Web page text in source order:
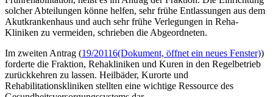
solcher Abteilungen könne helfen, sehr frühe Entlassungen aus dem
Akutkrankenhaus und auch sehr frühe Verlegungen in Reha-
Kliniken zu vermeiden, schrieben die Abgeordneten.
Im zweiten Antrag (19/20116(Dokument, öffnet ein neues Fenster))
forderte die Fraktion, Rehakliniken und Kuren in den Regelbetrieb
zurückkehren zu lassen. Heilbäder, Kurorte und
Rehabilitationskliniken stellten eine wichtige Ressource des